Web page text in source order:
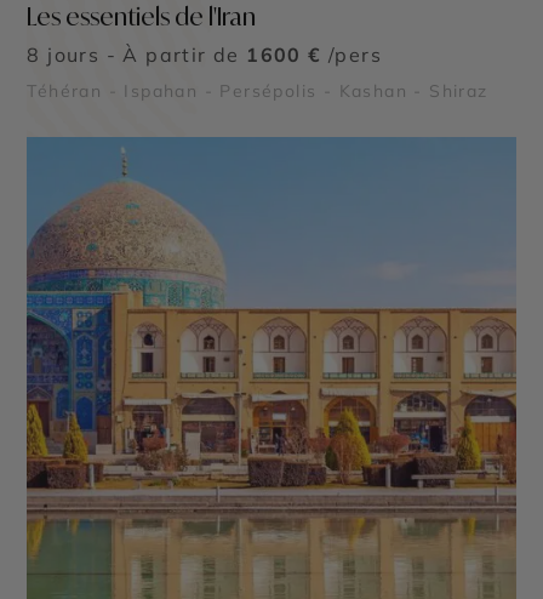
Les essentiels de l'Iran
8 jours - À partir de 1600 € /pers
Téhéran - Ispahan - Persépolis - Kashan - Shiraz